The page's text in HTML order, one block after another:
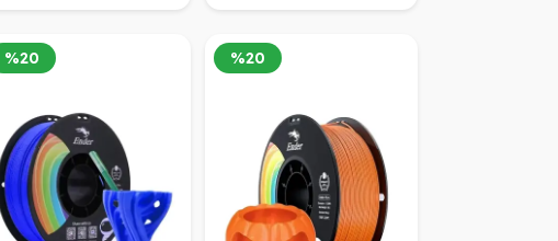
%20 %20